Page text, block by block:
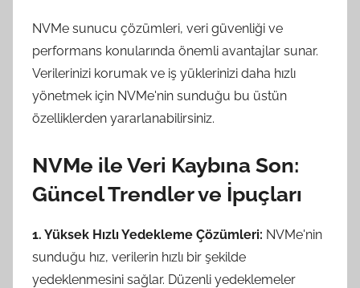
NVMe sunucu çözümleri, veri güvenliği ve
performans konularında önemli avantajlar sunar.
Verilerinizi korumak ve iş yüklerinizi daha hızlı
yönetmek için NVMe'nin sunduğu bu üstün
özelliklerden yararlanabilirsiniz.
NVMe ile Veri Kaybına Son:
Güncel Trendler ve İpuçları
1. Yüksek Hızlı Yedekleme Çözümleri: NVMe'nin
sunduğu hız, verilerin hızlı bir şekilde
yedeklenmesini sağlar. Düzenli yedeklemeler